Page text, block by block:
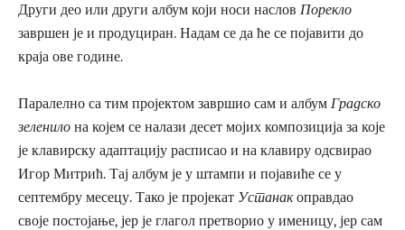
Други део или други албум који носи наслов Порекло
завршен је и продуциран. Надам се да ће се појавити до
краја ове године.
Паралелно са тим пројектом завршио сам и албум Градско
зеленило на којем се налази десет мојих композиција за које
је клавирску адаптацију расписао и на клавиру одсвирао
Игор Митрић. Тај албум је у штампи и појавиће се у
септембру месецу. Тако је пројекат Устанакоправдао
своје постојање, јер је глагол претворио у именицу, јер сам